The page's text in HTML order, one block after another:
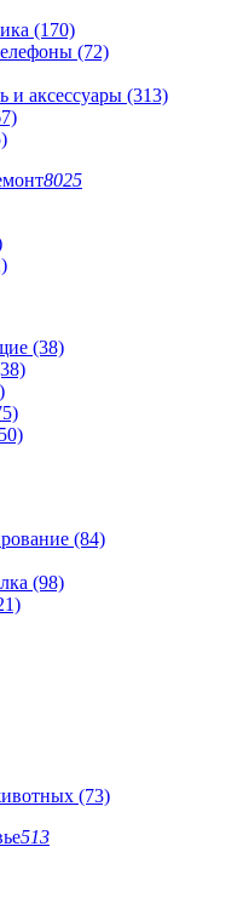
(170)
(72)
и аксессуары (313)
8025
(38)
(84)
(98)
(73)
513